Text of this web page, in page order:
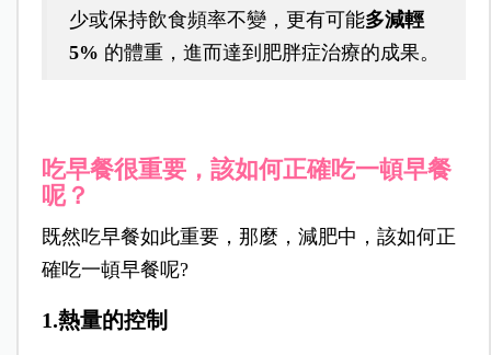
少或保持飲食頻率不變，更有可能多減輕
5% 的體重，進而達到肥胖症治療的成果。
吃早餐很重要，該如何正確吃一頓早餐
呢？
既然吃早餐如此重要，那麼，減肥中，該如何正
確吃一頓早餐呢?
1.熱量的控制